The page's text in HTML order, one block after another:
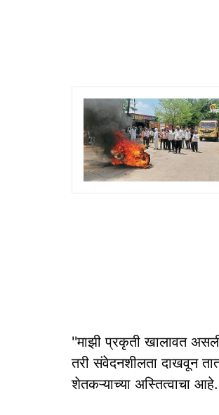
''माझी प्रकृती खालावत
तरी संवेदनशीलता दाखवून
शेतकऱ्याच्या अस्तित्वाचा